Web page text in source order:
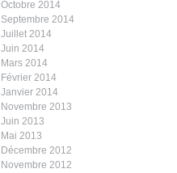
Octobre 2014
Septembre 2014
Juillet 2014
Juin 2014
Mars 2014
Février 2014
Janvier 2014
Novembre 2013
Juin 2013
Mai 2013
Décembre 2012
Novembre 2012